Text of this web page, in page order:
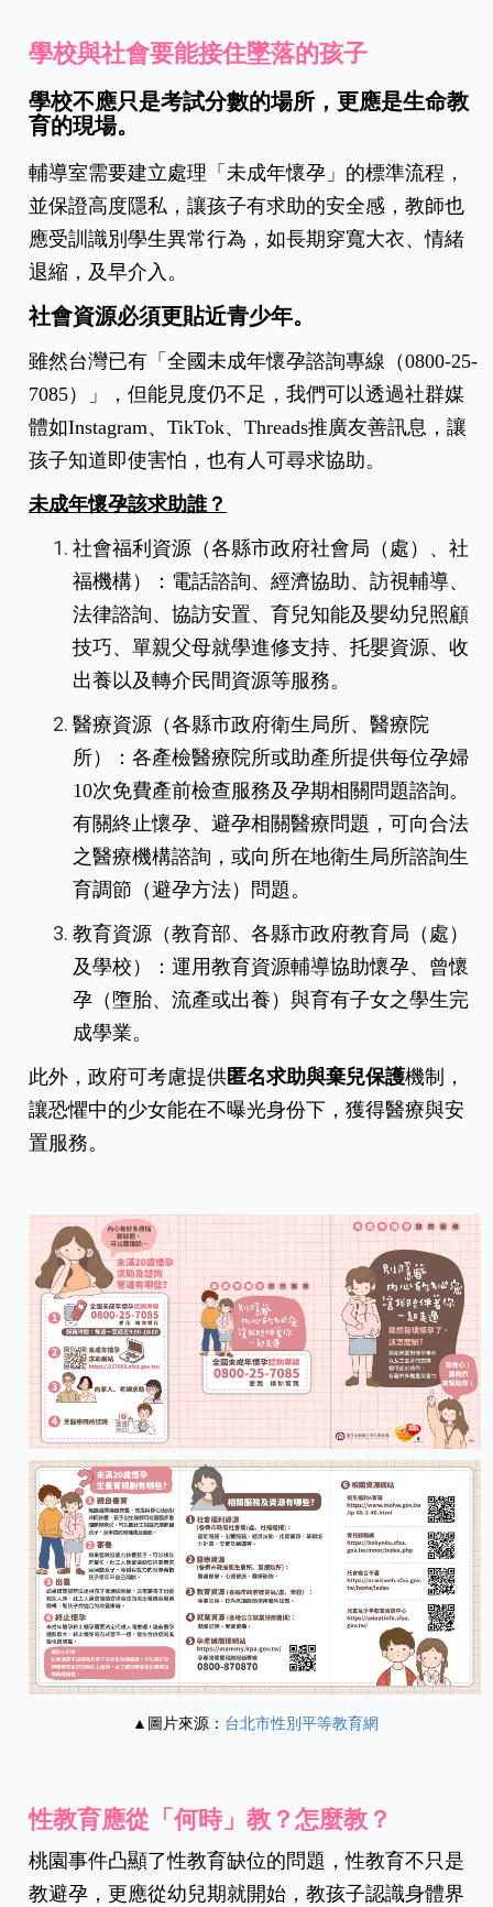
學校與社會要能接住墜落的孩子
學校不應只是考試分數的場所，更應是生命教
育的現場。
輔導室需要建立處理「未成年懷孕」的標準流程，
並保證高度隱私，讓孩子有求助的安全感，教師也
應受訓識別學生異常行為，如長期穿寬大衣、情緒
退縮，及早介入。
社會資源必須更貼近青少年。
雖然台灣已有「全國未成年懷孕諮詢專線（0800-25-
7085）」，但能見度仍不足，我們可以透過社群媒
體如Instagram、TikTok、Threads推廣友善訊息，讓
孩子知道即使害怕，也有人可尋求協助。
未成年懷孕該求助誰？
社會福利資源（各縣市政府社會局（處）、社
福機構）：電話諮詢、經濟協助、訪視輔導、
法律諮詢、協訪安置、育兒知能及嬰幼兒照顧
技巧、單親父母就學進修支持、托嬰資源、收
出養以及轉介民間資源等服務。
醫療資源（各縣市政府衛生局所、醫療院
所）：各產檢醫療院所或助產所提供每位孕婦
10次免費產前檢查服務及孕期相關問題諮詢。
有關終止懷孕、避孕相關醫療問題，可向合法
之醫療機構諮詢，或向所在地衛生局所諮詢生
育調節（避孕方法）問題。
教育資源（教育部、各縣市政府教育局（處）
及學校）：運用教育資源輔導協助懷孕、曾懷
孕（墮胎、流產或出養）與育有子女之學生完
成學業。
此外，政府可考慮提供匿名求助與棄兒保護機制，
讓恐懼中的少女能在不曝光身份下，獲得醫療與安
置服務。
▲圖片來源： 台北市性別平等教育網
性教育應從「何時」教？怎麼教？
桃園事件凸顯了性教育缺位的問題，性教育不只是
教避孕，更應從幼兒期就開始，教孩子認識身體界